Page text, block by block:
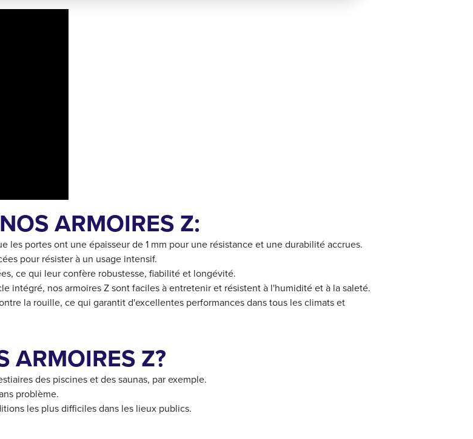
ARMOIRES Z:
les portes ont une épaisseur de 1 mm pour une résistance et une durabilité accrues.
pour résister à un usage intensif.
ce qui leur confère robustesse, fiabilité et longévité.
intégré, nos armoires Z sont faciles à entretenir et résistent à l'humidité et à la saleté.
la rouille, ce qui garantit d'excellentes performances dans tous les climats et
ARMOIRES Z?
des piscines et des saunas, par exemple.
problème.
les plus difficiles dans les lieux publics.